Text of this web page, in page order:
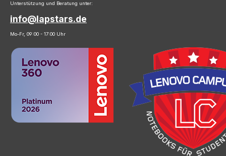
Unterstützung und Beratung unter:
info@lapstars.de
Mo-Fr, 09:00 - 17:00 Uhr